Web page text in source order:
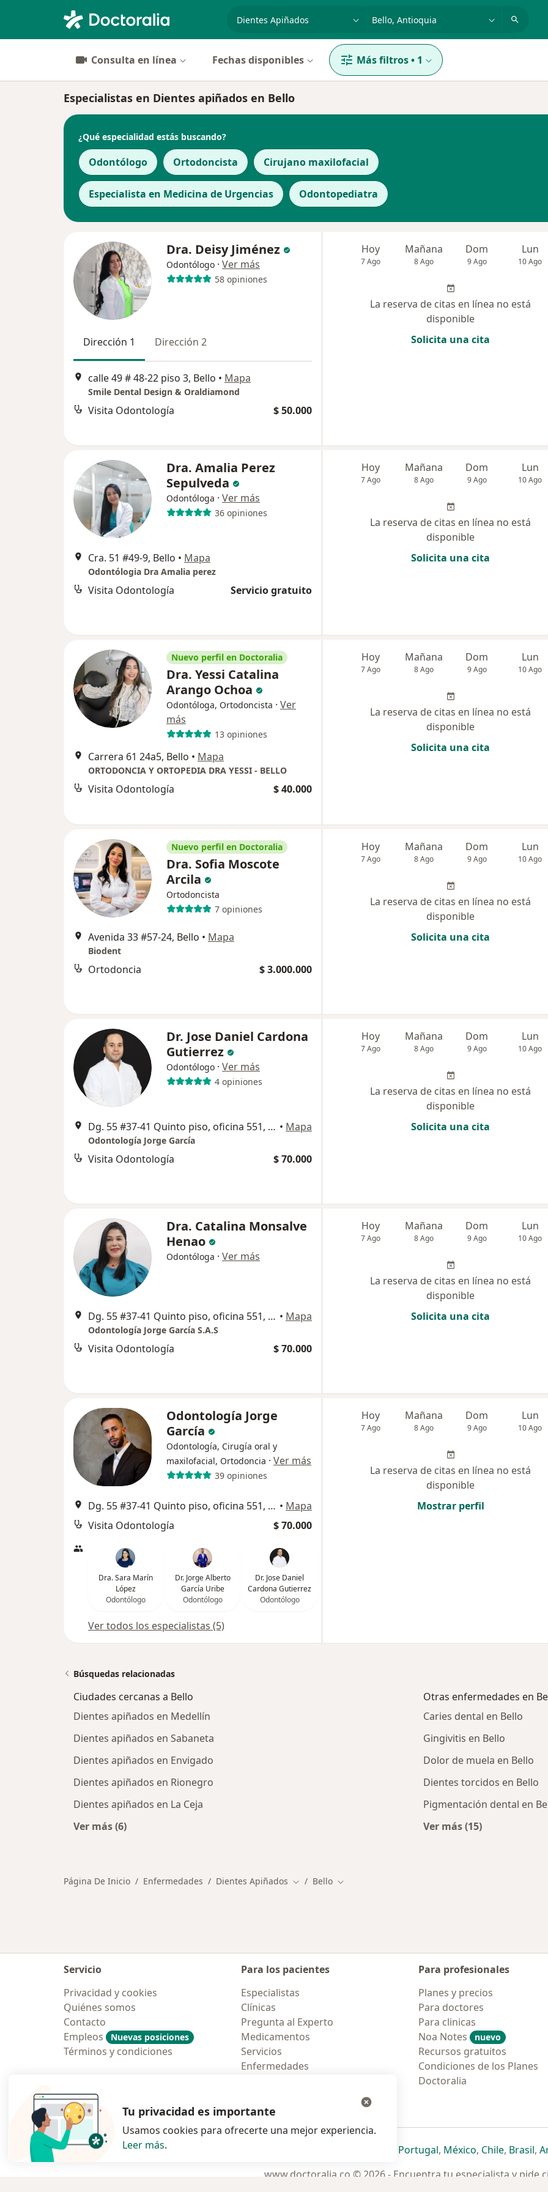
Consulta en línea Fechas disponibles Más filtros• 1
Especialistas en Dientes apiñados en Bello
¿Qué especialidad estás buscando?
Odontólogo Ortodoncista Cirujano maxilofacial
Especialista en Medicina de Urgencias Odontopediatra
Dra. Deisy Jiménez
Odontólogo · Ver más
58 opiniones
Dirección 1 Dirección 2
calle 49 # 48-22 piso 3, Bello • Mapa
Smile Dental Design & Oraldiamond
Visita Odontología $ 50.000
Hoy
7 Ago
Mañana
8 Ago
Dom
9 Ago
Lun
10 Ago
La reserva de citas en línea no está
disponible
Solicita una cita
Dra. Amalia Perez
Sepulveda
Odontóloga · Ver más
36 opiniones
Cra. 51 #49-9, Bello • Mapa
Odontólogia Dra Amalia perez
Visita Odontología Servicio gratuito
Hoy
7 Ago
Mañana
8 Ago
Dom
9 Ago
Lun
10 Ago
La reserva de citas en línea no está
disponible
Solicita una cita
Nuevo perfil en Doctoralia
Dra. Yessi Catalina
Arango Ochoa
Odontóloga, Ortodoncista · Ver
más
13 opiniones
Carrera 61 24a5, Bello • Mapa
ORTODONCIA Y ORTOPEDIA DRA YESSI - BELLO
Visita Odontología $ 40.000
Hoy
7 Ago
Mañana
8 Ago
Dom
9 Ago
Lun
10 Ago
La reserva de citas en línea no está
disponible
Solicita una cita
Nuevo perfil en Doctoralia
Dra. Sofia Moscote
Arcila
Ortodoncista
7 opiniones
Avenida 33 #57-24, Bello • Mapa
Biodent
Ortodoncia $ 3.000.000
Hoy
7 Ago
Mañana
8 Ago
Dom
9 Ago
Lun
10 Ago
La reserva de citas en línea no está
disponible
Solicita una cita
Dr. Jose Daniel Cardona
Gutierrez
Odontólogo · Ver más
4 opiniones
Dg. 55 #37-41 Quinto piso, oficina 551, Bello • Mapa
Odontología Jorge García
Visita Odontología $ 70.000
Hoy
7 Ago
Mañana
8 Ago
Dom
9 Ago
Lun
10 Ago
La reserva de citas en línea no está
disponible
Solicita una cita
Dra. Catalina Monsalve
Henao
Odontóloga · Ver más
Dg. 55 #37-41 Quinto piso, oficina 551, Bello • Mapa
Odontología Jorge García S.A.S
Visita Odontología $ 70.000
Hoy
7 Ago
Mañana
8 Ago
Dom
9 Ago
Lun
10 Ago
La reserva de citas en línea no está
disponible
Solicita una cita
Odontología Jorge
García
Odontología, Cirugía oral y
maxilofacial, Ortodoncia · Ver más
39 opiniones
Dg. 55 #37-41 Quinto piso, oficina 551, Bello • Mapa
Visita Odontología
$ 70.000
Dra. Sara Marín
López
Odontólogo
Dr. Jorge Alberto
García Uribe
Odontólogo
Dr. Jose Daniel
Cardona Gutierrez
Odontólogo
Ver todos los especialistas (5)
Hoy
7 Ago
Mañana
8 Ago
Dom
9 Ago
Lun
10 Ago
La reserva de citas en línea no está
disponible
Mostrar perfil
Búsquedas relacionadas
Ciudades cercanas a Bello
Dientes apiñados en Medellín
Dientes apiñados en Sabaneta
Dientes apiñados en Envigado
Dientes apiñados en Rionegro
Dientes apiñados en La Ceja
Ver más (6)
Otras enfermedades en
Caries dental en Bello
Gingivitis en Bello
Dolor de muela en Bello
Dientes torcidos en Bello
Pigmentación dental en
Ver más (15)
Página De Inicio Enfermedades Dientes Apiñados Cambiar de ciudad
Bello Cambiar de ciudad
Servicio
Privacidad y cookies
Quiénes somos
Contacto
Empleos
Nuevas posiciones
Términos y condiciones
Para los pacientes
Especialistas
Clínicas
Pregunta al Experto
Medicamentos
Servicios
Enfermedades
Para profesionales
Planes y precios
Para doctores
Para clinicas
Noa Notes
nuevo
Recursos gratuitos
Condiciones de los Planes
Doctoralia
Polska se abre en una nueva pestaña
se abre en una nueva pestaña
se abre en una nueva pestaña
se abre en una nueva pestaña
Portugalse abre en una nueva
, Méxicose abre en una
, Chilese abre
, Brasilse
,
www.doctoralia.co © 2026 - Encuentra tu especialista y pide
Tu privacidad es importante
Usamos cookies para ofrecerte una mejor experiencia.
Leer más.